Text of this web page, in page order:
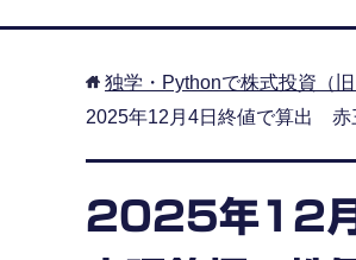
独学・Pythonで株式投資（
2025年12月4日終値で算出
2025年12月